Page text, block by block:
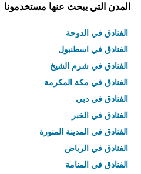
المدن التي يبحث عنها مستخدمونا
الفنادق في الدوحة
الفنادق في اسطنبول
الفنادق في شرم الشيخ
الفنادق في مكة المكرمة
الفنادق في دبي
الفنادق في الخبر
الفنادق في المدينة المنورة
الفنادق في الرياض
الفنادق في المنامة